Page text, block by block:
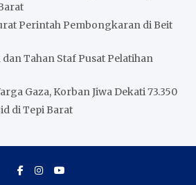
Perintah Pembongkaran di Beit
Tahan Staf Pusat Pelatihan
Gaza, Korban Jiwa Dekati 73.350
di Tepi Barat